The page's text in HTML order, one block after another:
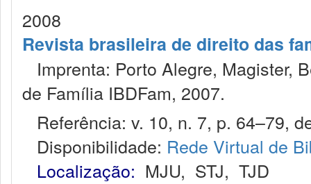
2008
Revista brasileira de direito das
Imprenta: Porto Alegre, Magister,
de Família IBDFam, 2007.
Referência: v. 10, n. 7, p. 64–79,
Disponibilidade: Rede Virtual de
Localização: MJU, STJ, TJD